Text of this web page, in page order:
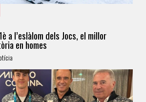
a l’eslàlom dels Jocs, el millor
en homes